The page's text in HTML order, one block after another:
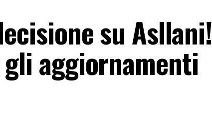
su Asllani!
aggiornamenti